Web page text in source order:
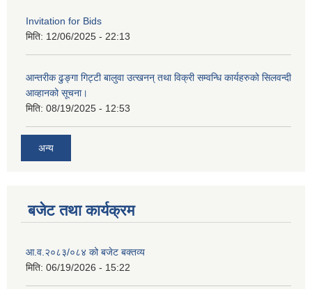
Invitation for Bids
मिति: 12/06/2025 - 22:13
आन्तरीक ढुङ्गा गिट्टी बालुवा उत्खनन् तथा विक्री सम्वन्धि कार्यहरुको सिलवन्दी
आव्हानको सूचना।
मिति: 08/19/2025 - 12:53
अन्य
बजेट तथा कार्यक्रम
आ.व.२०८३/०८४ को बजेट बक्तव्य
मिति: 06/19/2026 - 15:22